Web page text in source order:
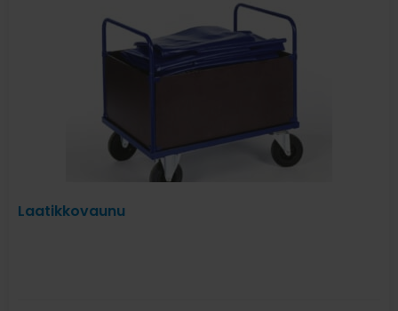
Laatikkovaunu